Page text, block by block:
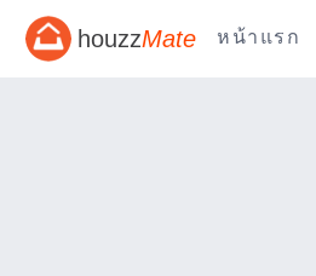
houzzMate หน้าแรก